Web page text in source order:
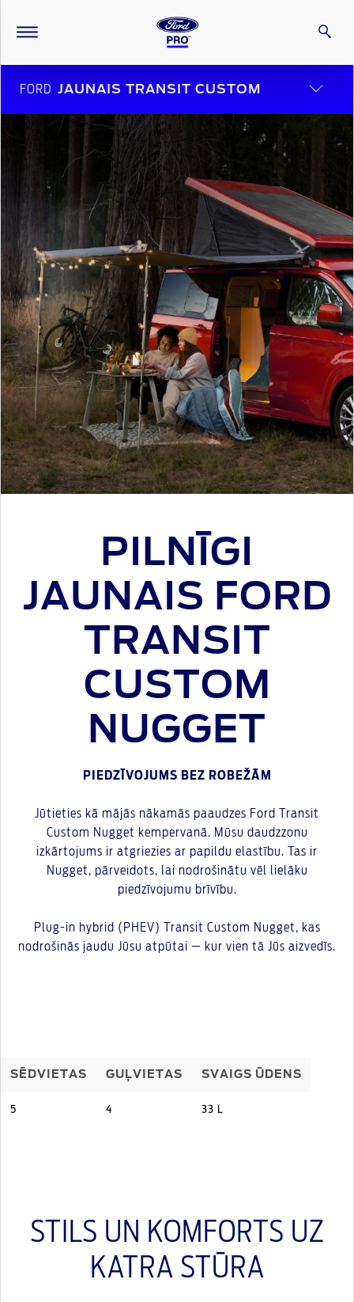
FORD JAUNAIS TRANSIT CUSTOM
PILNĪGI
JAUNAIS FORD
TRANSIT
CUSTOM
NUGGET
PIEDZĪVOJUMS BEZ ROBEŽĀM
Jūtieties kā mājās nākamās paaudzes Ford Transit
Custom Nugget kempervanā. Mūsu daudzzonu
izkārtojums ir atgriezies ar papildu elastību. Tas ir
Nugget, pārveidots, lai nodrošinātu vēl lielāku
piedzīvojumu brīvību.
Plug-in hybrid (PHEV) Transit Custom Nugget, kas
nodrošinās jaudu Jūsu atpūtai — kur vien tā Jūs aizvedīs.
SĒDVIETAS GUĻVIETAS SVAIGS ŪDENS
5 4 33 L
STILS UN KOMFORTS UZ
KATRA STŪRA